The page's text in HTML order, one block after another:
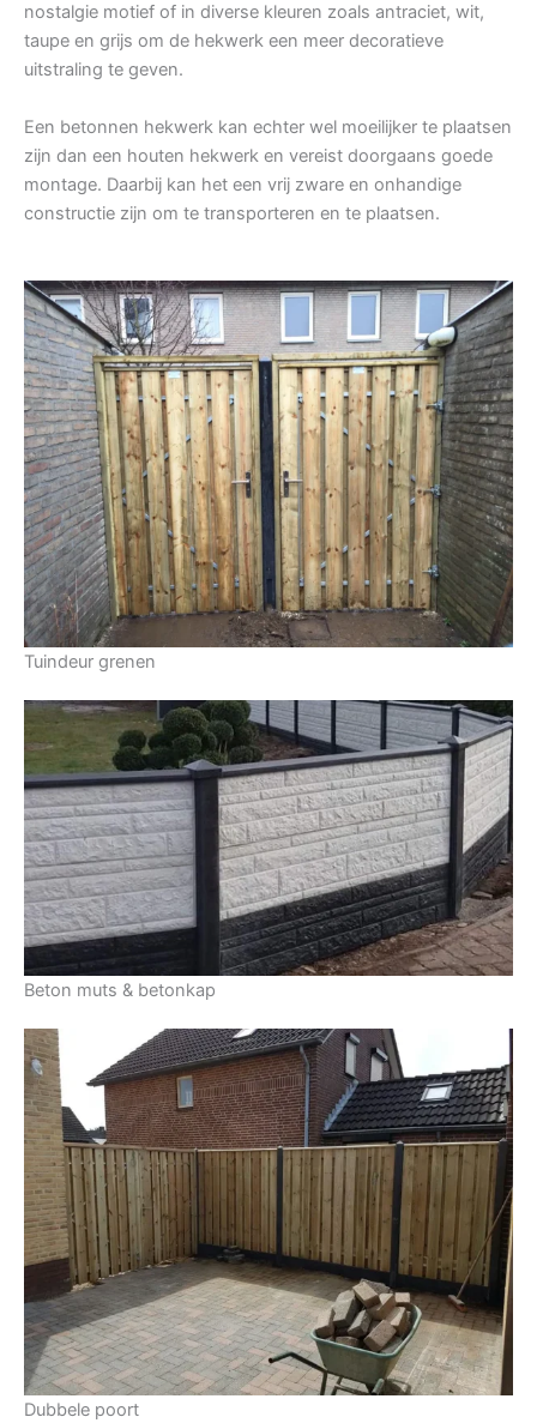
nostalgie motief of in diverse kleuren zoals antraciet, wit,
taupe en grijs om de hekwerk een meer decoratieve
uitstraling te geven.
Een betonnen hekwerk kan echter wel moeilijker te plaatsen
zijn dan een houten hekwerk en vereist doorgaans goede
montage. Daarbij kan het een vrij zware en onhandige
constructie zijn om te transporteren en te plaatsen.
Tuindeur grenen
Beton muts & betonkap
Dubbele poort